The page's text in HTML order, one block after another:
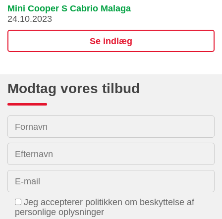
Mini Cooper S Cabrio Malaga
24.10.2023
Se indlæg
Modtag vores tilbud
Fornavn
Efternavn
E-mail
Jeg accepterer politikken om beskyttelse af
personlige oplysninger